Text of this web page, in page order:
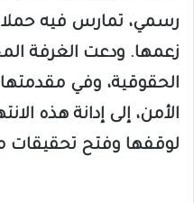
رسمي، تمارس فيه
زعمها. ودعت الغرفة
الحقوقية، وفي
الأمن، إلى إدانة هذه
لوقفها وفتح تحقيقات